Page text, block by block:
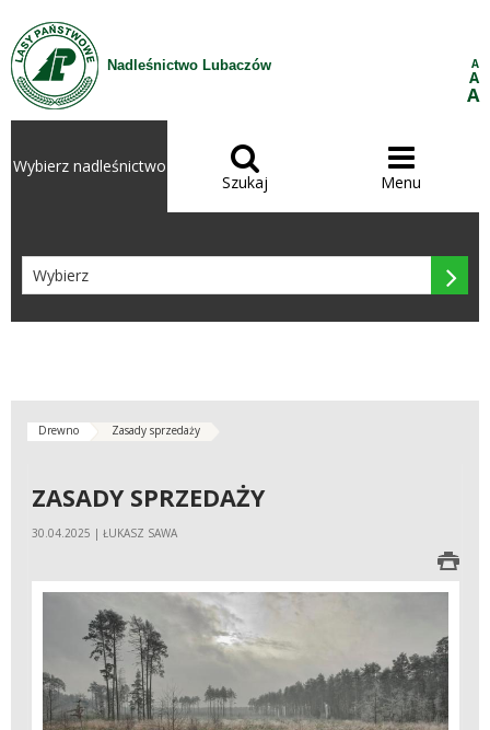
Przejdź do treści
Nadleśnictwo Lubaczów A
A
A
Wybierz nadleśnictwo 
Szukaj

Menu

Drewno Zasady sprzedaży
ZASADY SPRZEDAŻY
30.04.2025 | ŁUKASZ SAWA